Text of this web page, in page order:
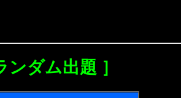
ンダム出題 ］